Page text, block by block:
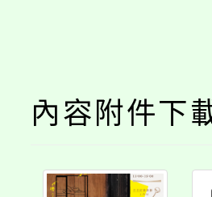
內容附件下